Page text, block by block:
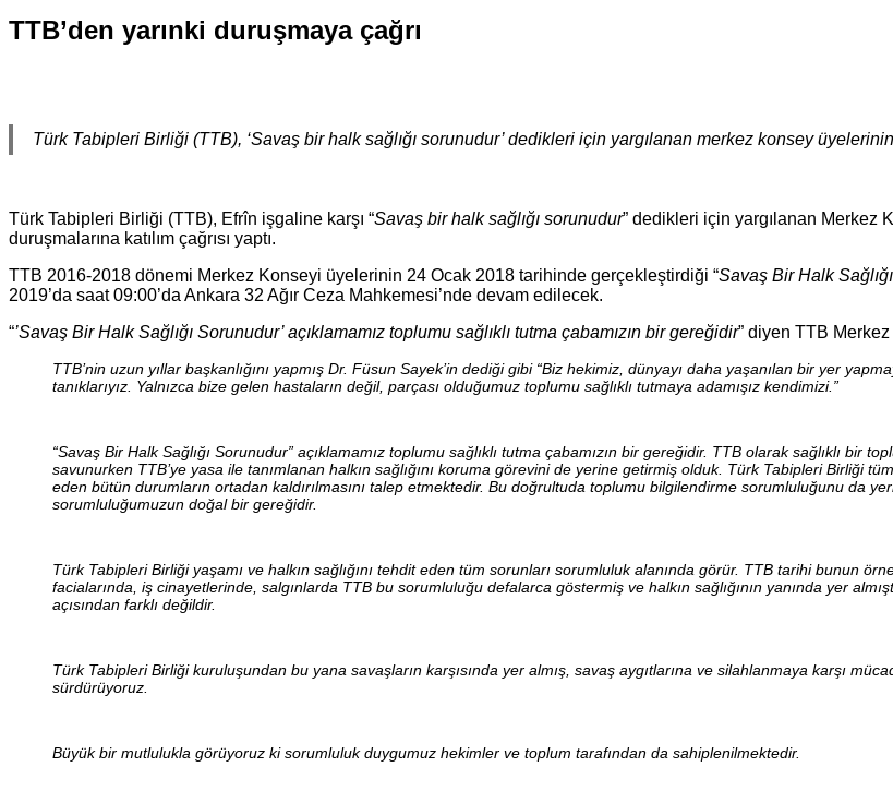
TTB’den yarınki duruşmaya çağrı
Türk Tabipleri Birliği (TTB), ‘Savaş bir halk sağlığı sorunudur’ dedikleri için yargılanan merkez konsey üyelerinin
Türk Tabipleri Birliği (TTB), Efrîn işgaline karşı “Savaş bir halk sağlığı sorunudur” dedikleri için yargılanan Merkez
duruşmalarına katılım çağrısı yaptı.
TTB 2016-2018 dönemi Merkez Konseyi üyelerinin 24 Ocak 2018 tarihinde gerçekleştirdiği “Savaş Bir Halk
2019’da saat 09:00’da Ankara 32 Ağır Ceza Mahkemesi’nde devam edilecek.
“’Savaş Bir Halk Sağlığı Sorunudur’ açıklamamız toplumu sağlıklı tutma çabamızın bir gereğidir” diyen TTB
TTB’nin uzun yıllar başkanlığını yapmış Dr. Füsun Sayek’in dediği gibi “Biz hekimiz, dünyayı daha yaşanılan bir yer
tanıklarıyız. Yalnızca bize gelen hastaların değil, parçası olduğumuz toplumu sağlıklı tutmaya adamışız kendimizi.”
“Savaş Bir Halk Sağlığı Sorunudur” açıklamamız toplumu sağlıklı tutma çabamızın bir gereğidir. TTB olarak sağlıklı bir
savunurken TTB’ye yasa ile tanımlanan halkın sağlığını koruma görevini de yerine getirmiş olduk. Türk Tabipleri Birliği
eden bütün durumların ortadan kaldırılmasını talep etmektedir. Bu doğrultuda toplumu bilgilendirme sorumluluğunu da
sorumluluğumuzun doğal bir gereğidir.
Türk Tabipleri Birliği yaşamı ve halkın sağlığını tehdit eden tüm sorunları sorumluluk alanında görür. TTB tarihi bunun
facialarında, iş cinayetlerinde, salgınlarda TTB bu sorumluluğu defalarca göstermiş ve halkın sağlığının yanında yer
açısından farklı değildir.
Türk Tabipleri Birliği kuruluşundan bu yana savaşların karşısında yer almış, savaş aygıtlarına ve silahlanmaya karşı
sürdürüyoruz.
Büyük bir mutlulukla görüyoruz ki sorumluluk duygumuz hekimler ve toplum tarafından da sahiplenilmektedir.